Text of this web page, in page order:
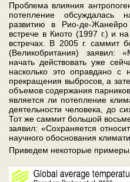
Проблема влияния
потепление обсуждалась
развитию в Рио-де-
встрече в Киото (1997 г.) и
встречах. В 2005 г. саммит
(Великобритания) заявил:
начать действовать уже
насколько это оправдано с
прекращения выбросов, а
объемов содержания
является ли потепление
деятельности человека, до
Тот же саммит большой
заявил: «Сохраняется
научного обоснования
Приведем некоторые